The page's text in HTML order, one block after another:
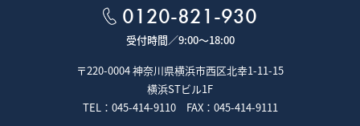
0120-821-930
受付時間／9:00～18:00
〒220-0004 神奈川県横浜市西区北幸1-11-15
横浜STビル1F
TEL：045-414-9110 FAX：045-414-9111